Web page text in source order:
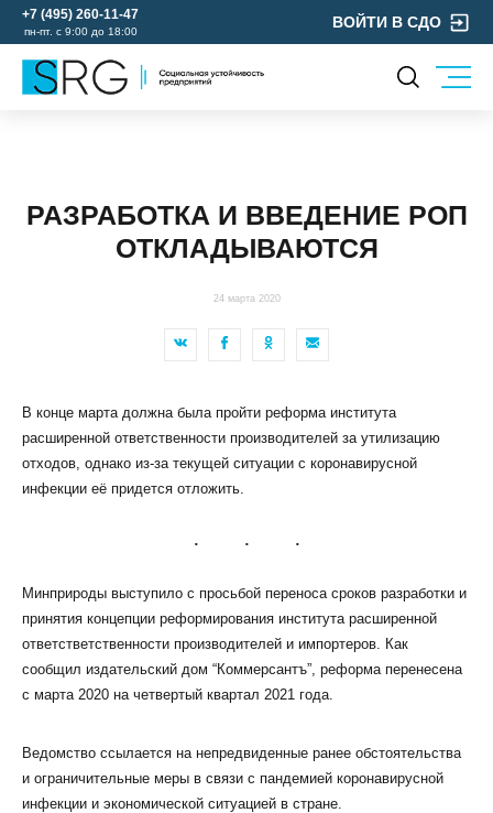
+7 (495) 260-11-47
пн-пт. с 9:00 до 18:00
ВОЙТИ В СДО
Карьера
Мы в социальных сетях
УЧЕБНЫЙ ЦЕНТР
ЭКОЛОГИЯ
КЛИЕНТСКИЙ СЕРВИС
ПОЛИТИКА КОНФИДЕНЦИАЛЬНОСТИ
УСЛОВИЯ ИСПОЛЬЗОВАНИЯ ФАЙЛОВ COOKIE
РАЗРАБОТКА И ВВЕДЕНИЕ РОП
ОТКЛАДЫВАЮТСЯ
24 марта 2020
В конце марта должна была пройти реформа института
расширенной ответственности производителей за утилизацию
отходов, однако из-за текущей ситуации с коронавирусной
инфекции её придется отложить.
Минприроды выступило с просьбой переноса сроков разработки и
принятия концепции реформирования института расширенной
ответстветственности производителей и импортеров. Как
сообщил издательский дом “Коммерсантъ”, реформа перенесена
с марта 2020 на четвертый квартал 2021 года.
Ведомство ссылается на непредвиденные ранее обстоятельства
и ограничительные меры в связи с пандемией коронавирусной
инфекции и экономической ситуацией в стране.